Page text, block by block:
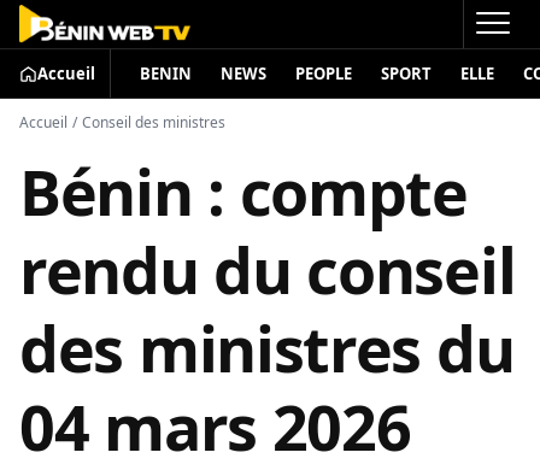
Accueil BENIN NEWS PEOPLE SPORT ELLE
Accueil / Conseil des ministres
Bénin : compte
rendu du conseil
des ministres du
04 mars 2026